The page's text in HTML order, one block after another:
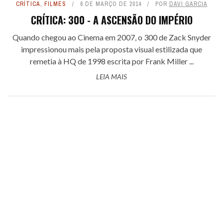
CRÍTICA, FILMES 6 DE MARÇO DE 2014 POR DAVI GARCIA
CRÍTICA: 300 - A ASCENSÃO DO IMPÉRIO
Quando chegou ao Cinema em 2007, o 300 de Zack Snyder
impressionou mais pela proposta visual estilizada que
remetia à HQ de 1998 escrita por Frank Miller ...
LEIA MAIS